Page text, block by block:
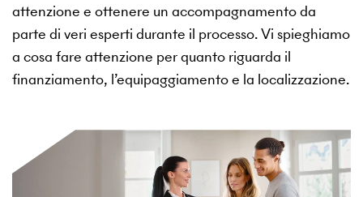
attenzione e ottenere un accompagnamento da
parte di veri esperti durante il processo. Vi spieghiamo
a cosa fare attenzione per quanto riguarda il
finanziamento, l’equipaggiamento e la localizzazione.